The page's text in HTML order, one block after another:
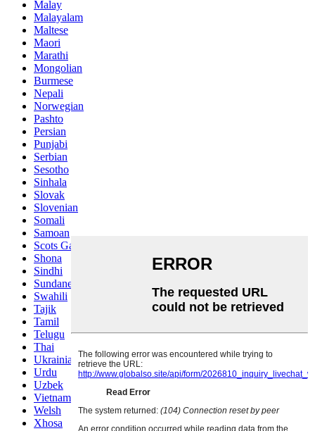
Malay
Malayalam
Maltese
Maori
Marathi
Mongolian
Burmese
Nepali
Norwegian
Pashto
Persian
Punjabi
Serbian
Sesotho
Sinhala
Slovak
Slovenian
Somali
Samoan
Scots Gaelic
Shona
Sindhi
Sundanese
Swahili
Tajik
Tamil
Telugu
Thai
Ukrainian
Urdu
Uzbek
Vietnamese
Welsh
Xhosa